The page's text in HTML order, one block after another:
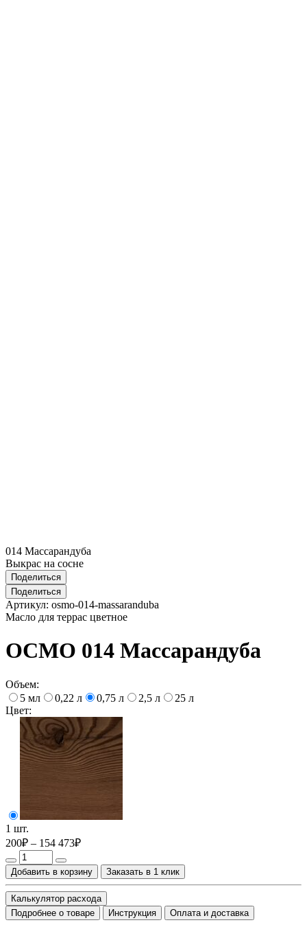
014 Массарандуба
Выкрас на сосне
Поделиться
Поделиться
Артикул: osmo-014-massaranduba
Масло для террас цветное
OСМО 014 Массарандуба
Объем:
5 мл
0,22 л 0,75 л 2,5 л
25 л
Цвет:
1 шт.
200₽ – 154 473₽
Добавить в корзину Заказать в 1 клик
Калькулятор расхода
Подробнее о товаре
Инструкция Оплата и доставка